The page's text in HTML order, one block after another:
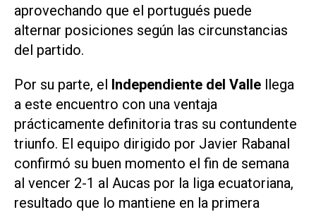
aprovechando que el portugués puede
alternar posiciones según las circunstancias
del partido.
Por su parte, el Independiente del Valle llega
a este encuentro con una ventaja
prácticamente definitoria tras su contundente
triunfo. El equipo dirigido por Javier Rabanal
confirmó su buen momento el fin de semana
al vencer 2-1 al Aucas por la liga ecuatoriana,
resultado que lo mantiene en la primera